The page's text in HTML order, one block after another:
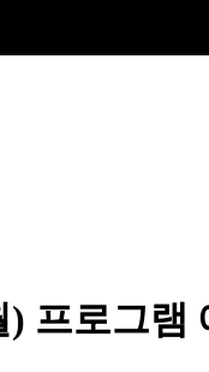
) 프로그램